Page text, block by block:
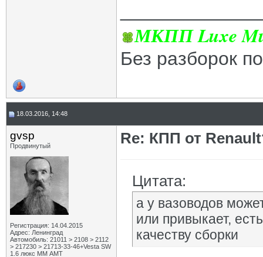
МКПП Luxe
Без разборок
18.03.2016, 14:48
gvsp
Продвинутый
Регистрация: 14.04.2015
Адрес: Ленинград
Автомобиль: 21011 > 2108 > 2112
> 217230 > 21713-33-46+Vesta SW
1.6 люкс ММ АМТ
Re: КПП от
Цитата:
а у вазоводов
или привыкает,
качеству сборки